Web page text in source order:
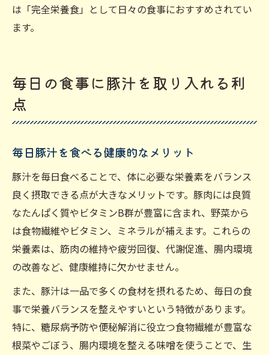
は「完全栄養食」として日々の食事におすすめされてい
ます。
毎日の食事に豚汁を取り入れる利
点
毎日豚汁を食べる健康的なメリット
豚汁を毎日食べることで、体に必要な栄養素をバランス
良く摂取できる点が大きなメリットです。豚肉には良質
なたんぱく質やビタミンB群が豊富に含まれ、野菜から
は食物繊維やビタミン、ミネラルが補えます。これらの
栄養素は、筋肉の維持や疲労回復、代謝促進、腸内環境
の改善など、健康維持に欠かせません。
また、豚汁は一品で多くの食材を摂れるため、毎日の食
事で栄養バランスを整えやすいという特徴があります。
特に、糖尿病予防や便秘解消に役立つ食物繊維が豊富な
根菜やごぼう、腸内環境を整える味噌を使うことで、生